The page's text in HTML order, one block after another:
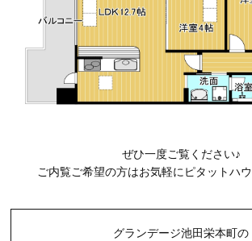
ぜひ一度ご覧ください♪
ご内覧ご希望の方はお気軽にピタットハ
グランデージ池田栄本町の